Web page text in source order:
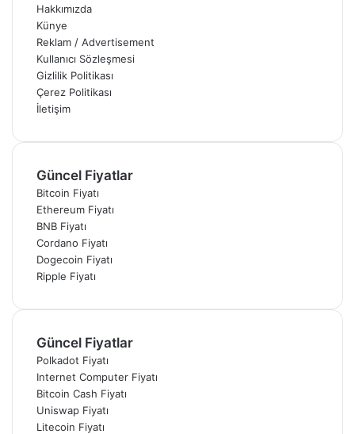
Hakkımızda
Künye
Reklam / Advertisement
Kullanıcı Sözleşmesi
Gizlilik Politikası
Çerez Politikası
İletişim
Güncel Fiyatlar
Bitcoin Fiyatı
Ethereum Fiyatı
BNB Fiyatı
Cordano Fiyatı
Dogecoin Fiyatı
Ripple Fiyatı
Güncel Fiyatlar
Polkadot Fiyatı
Internet Computer Fiyatı
Bitcoin Cash Fiyatı
Uniswap Fiyatı
Litecoin Fiyatı